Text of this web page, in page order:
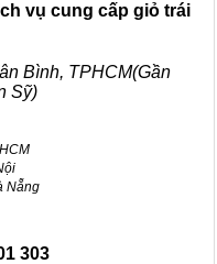
vụ cung cấp giỏ trái
Bình, TPHCM(Gần
Sỹ)
Nẵng
303